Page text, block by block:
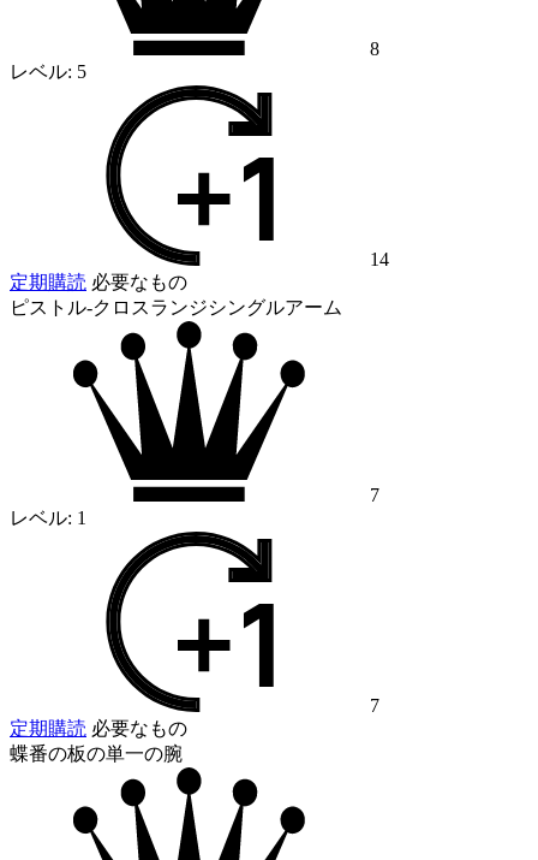
8
レベル: 5
14
定期購読 必要なもの
ピストル-クロスランジシングルアーム
7
レベル: 1
7
定期購読 必要なもの
蝶番の板の単一の腕